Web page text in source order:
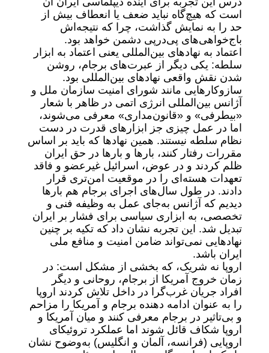
است که هیچ‌گاه نباید ضعف یا انعطاف بیش از
حد را به نمایش گذاشت، چرا که نتیجه‌اش
باج‌خواهی‌های پی‌درپی دشمن خواهد بود.
اعتماد به نهادهای بین‌المللی یعنی اعتماد به ابزار
سلطه: یکی دیگر از عبرت‌های برجام، روشن
شدن نقش واقعی نهادهای بین‌المللی بود.
سازوکارهایی مانند شورای امنیت سازمان ملل و
آژانس بین‌المللی انرژی اتمی در ظاهر با شعار
«بیطرفی» و «قانون‌مداری» معرفی می‌شوند،
اما در عمل چیزی جز ابزارهای قدرت در دست
نظام سلطه نیستند. همین نهادها که باید بر اساس
مقررات رفتار کنند، بارها و بارها در حق ایران
ظلم کردند و در عوض، اسرائیل غیرعضو و فاقد
تعهدات هسته‌ای را در موقعیت امن‌تری قرار
دادند. در طول سال‌های اجرای برجام هم بارها
دیدیم که آژانس به‌جای عمل به وظیفه فنی و
تخصصی، به ابزاری سیاسی برای فشار بر ایران
تبدیل شد. این تجربه نشان داد که تکیه بر چنین
نهادهایی نمی‌تواند ضامن امنیت و منافع ملی
ایران باشد.
اروپا نه شریک، که بخشی از مشکل است: در
زمان خروج آمریکا از برجام، روحانی و دیگر
افراد جریان غرب‌گرا در داخل تلاش کردند اروپا
را به ‌عنوان ادامه دهنده برجام و آمریکا را مزاحم
و بی‌تاثیر در برجام معرفی کنند و میان آمریکا و
اروپا شکاف قائل شوند اما عملکرد تروئیکای
اروپایی (فرانسه، آلمان و انگلیس) به‌وضوح نشان